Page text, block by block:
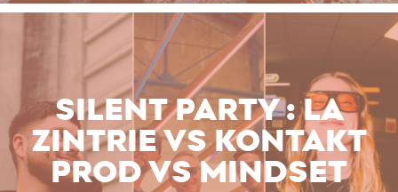
SILENT PARTY : LA
ZINTRIE VS KONTAKT
PROD VS MINDSET